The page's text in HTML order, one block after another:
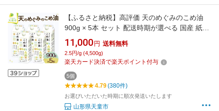
【ふるさと納税】高評価 天のめぐみのこめ油
900g × 5本 セット 配送時期が選べる 国産 紙パ
ック 大容量 米油 油 植物油 調理油 食用油 調味
料 先行予約 発送時期が選べる のし 贈答 ギフト
大人気 お取り寄せ 健康志向 栄養機能食品 常温
11,000 円 送料無料
2.5円/g (4,500g)
楽天カード決済で楽天ポイント付与
5個
4.79(380件)
お選びいただいた時期に順次発送いたします
山形県天童市